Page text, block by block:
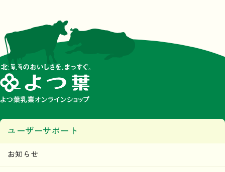
ユーザーサポート
お知らせ